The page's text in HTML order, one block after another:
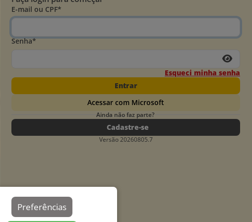
Preferências
E-mail ou CPF*
Senha*
Esqueci minha senha
Entrar
Acessar com Microsoft
Ainda não faz parte?
Cadastre-se
Versão 20260805.7